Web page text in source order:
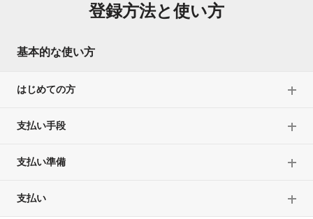
登録方法と使い方
基本的な使い方
はじめての方
支払い手段
支払い準備
支払い